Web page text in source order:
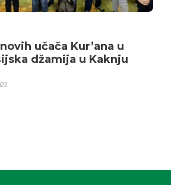
učača Kur’ana u
džamija u Kaknju